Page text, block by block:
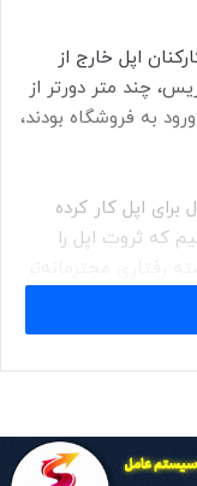
ایسنا، حدود ۳۰ نفر از کارکنان اپل خارج از
چند متر دورتر از
ورود به فروشگاه بودند،
۳۶ ساله که به مدت ۱۰ سال برای اپل کار کرده
که ثروت اپل را
در روز جمعه باز